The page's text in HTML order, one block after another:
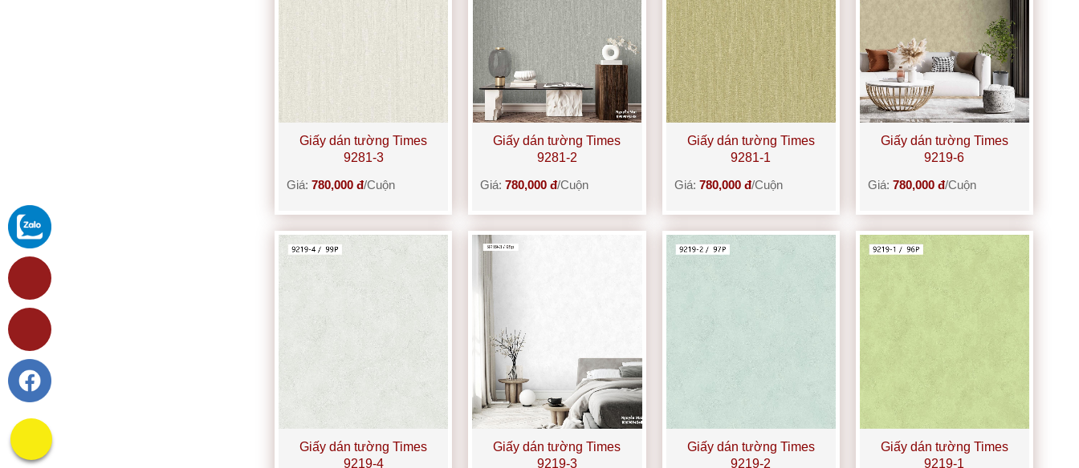
Giấy dán tường Times
9281-3
Giá: 780,000 đ/Cuộn
Giấy dán tường Times
9281-2
Giá:780,000 đ/Cuộn
Giấy dán tường Times
9281-1
Giá: 780,000 đ/Cuộn
Giấy dán tường Times
9219-6
Giá: 780,000 đ/Cuộn
Giấy dán tường Times
9219-4
Giấy dán tường Times
9219-3
Giấy dán tường Times
9219-2
Giấy dán tường Times
9219-1